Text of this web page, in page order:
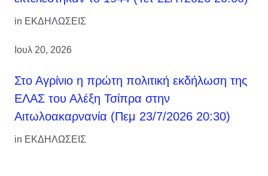
in ΕΚΔΗΛΩΣΕΙΣ
Ιουλ 20, 2026
Στο Αγρίνιο η πρώτη πολιτική εκδήλωση της
ΕΛΑΣ του Αλέξη Τσίπρα στην
Αιτωλοακαρνανία (Πεμ 23/7/2026 20:30)
in ΕΚΔΗΛΩΣΕΙΣ